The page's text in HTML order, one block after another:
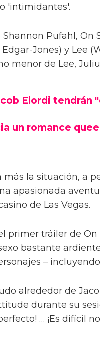
'intimidantes'.
Pufahl, On
Jones) y Lee
menor de Lee,
Elordi tendrán
un romance
más la situación, a
apasionada
de Las Vegas.
primer tráiler de
bastante
–
alrededor de
durante su
… ¡Es difícil